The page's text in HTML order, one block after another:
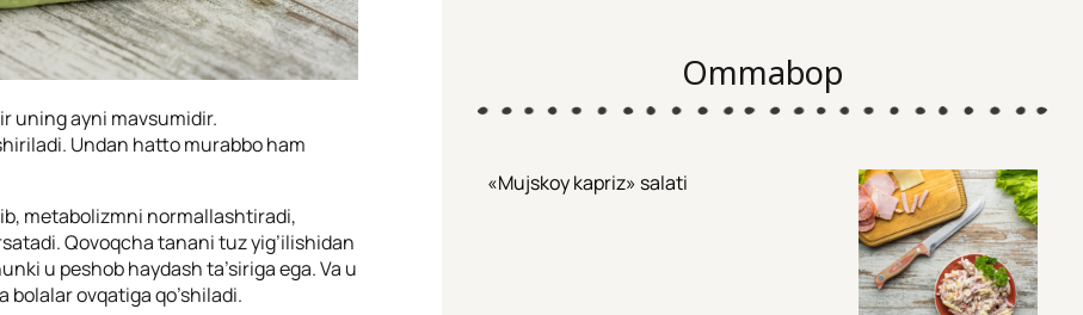
uning ayni mavsumidir.
Undan hatto murabbo ham
metabolizmni normallashtiradi,
Qovoqcha tanani tuz yig’ilishidan
u peshob haydash ta’siriga ega. Va u
ovqatiga qo’shiladi.
Ommabop
«Mujskoy kapriz» salati